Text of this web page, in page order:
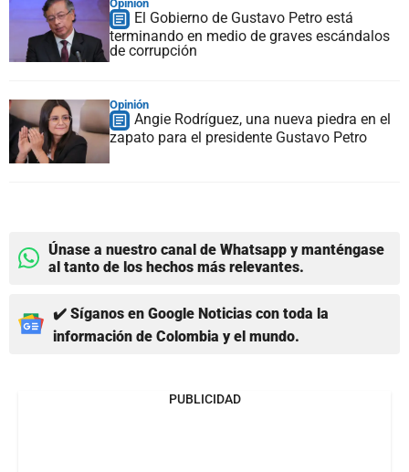
Opinión
El Gobierno de Gustavo Petro está
terminando en medio de graves escándalos
de corrupción
Opinión
Angie Rodríguez, una nueva piedra en el
zapato para el presidente Gustavo Petro
Únase a nuestro canal de Whatsapp y manténgase
al tanto de los hechos más relevantes.
✔️ Síganos en Google Noticias con toda la
información de Colombia y el mundo.
PUBLICIDAD